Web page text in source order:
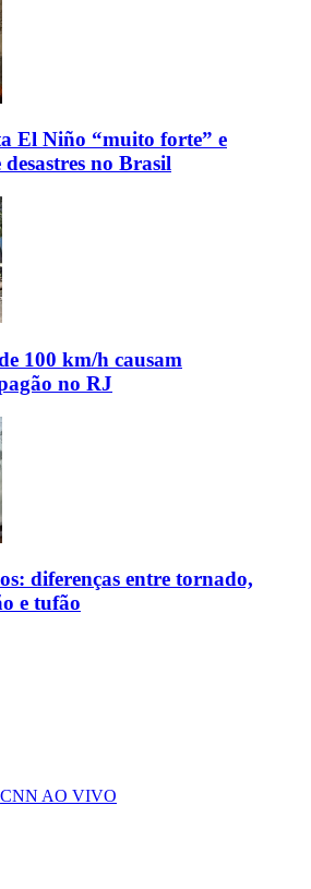
El Niño “muito forte” e
no Brasil
100 km/h causam
no RJ
diferenças entre tornado,
e tufão
CNN AO VIVO